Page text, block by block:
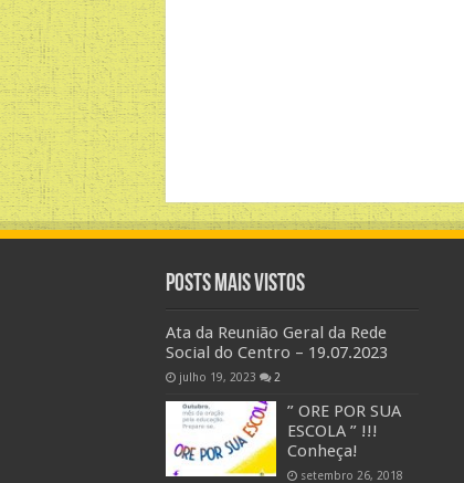
Posts Mais Vistos
Ata da Reunião Geral da Rede
Social do Centro – 19.07.2023
julho 19, 2023 2
” ORE POR SUA
ESCOLA ” !!!
Conheça!
setembro 26, 2018